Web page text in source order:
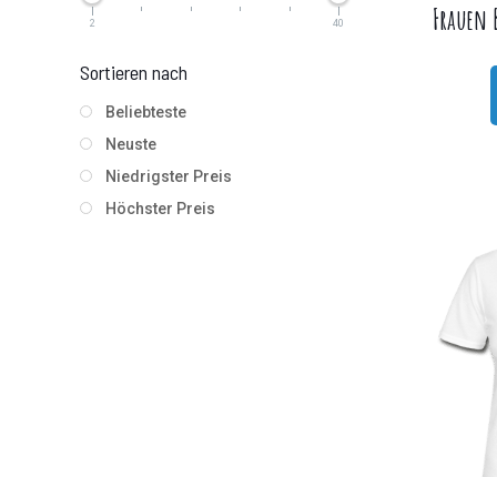
2 40
Sortieren nach
Beliebteste
Neuste
Niedrigster Preis
Höchster Preis